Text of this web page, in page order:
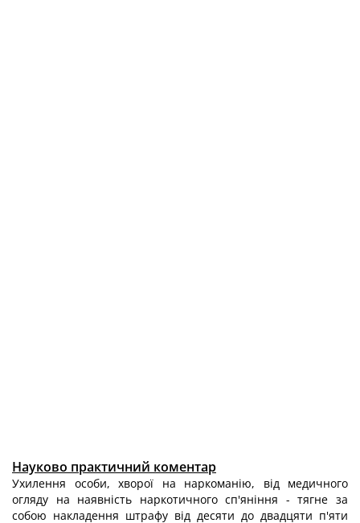
Науково практичний коментар
Ухилення особи, хворої на наркоманію, від медичного
огляду на наявність наркотичного сп'яніння - тягне за
собою накладення штрафу від десяти до двадцяти п'яти